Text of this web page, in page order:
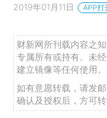
2019年01月11日 APP打
财新网所刊载内容之
专属所有或持有。未
建立镜像等任何使用。
如有意愿转载，请发
确认及授权后，方可转